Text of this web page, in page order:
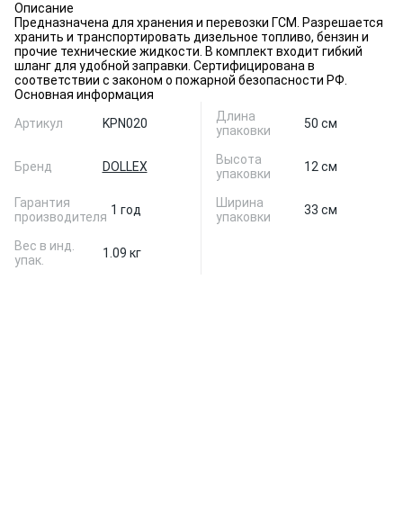
Описание
Предназначена для хранения и перевозки ГСМ. Разрешается
хранить и транспортировать дизельное топливо, бензин и
прочие технические жидкости. В комплект входит гибкий
шланг для удобной заправки. Сертифицирована в
соответствии с законом о пожарной безопасности РФ.
Основная информация
Артикул
KPN020
Бренд DOLLEX
Гарантия
производителя 1 год
Вес в инд.
упак.
1.09 кг
Длина
упаковки
50 см
Высота
упаковки
12 см
Ширина
упаковки
33 см